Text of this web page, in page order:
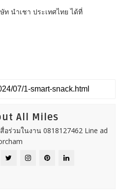
ท นำเชา ประเทศไทย ได้ที่
All Miles
อร่วมในงาน 0818127462 Line ad